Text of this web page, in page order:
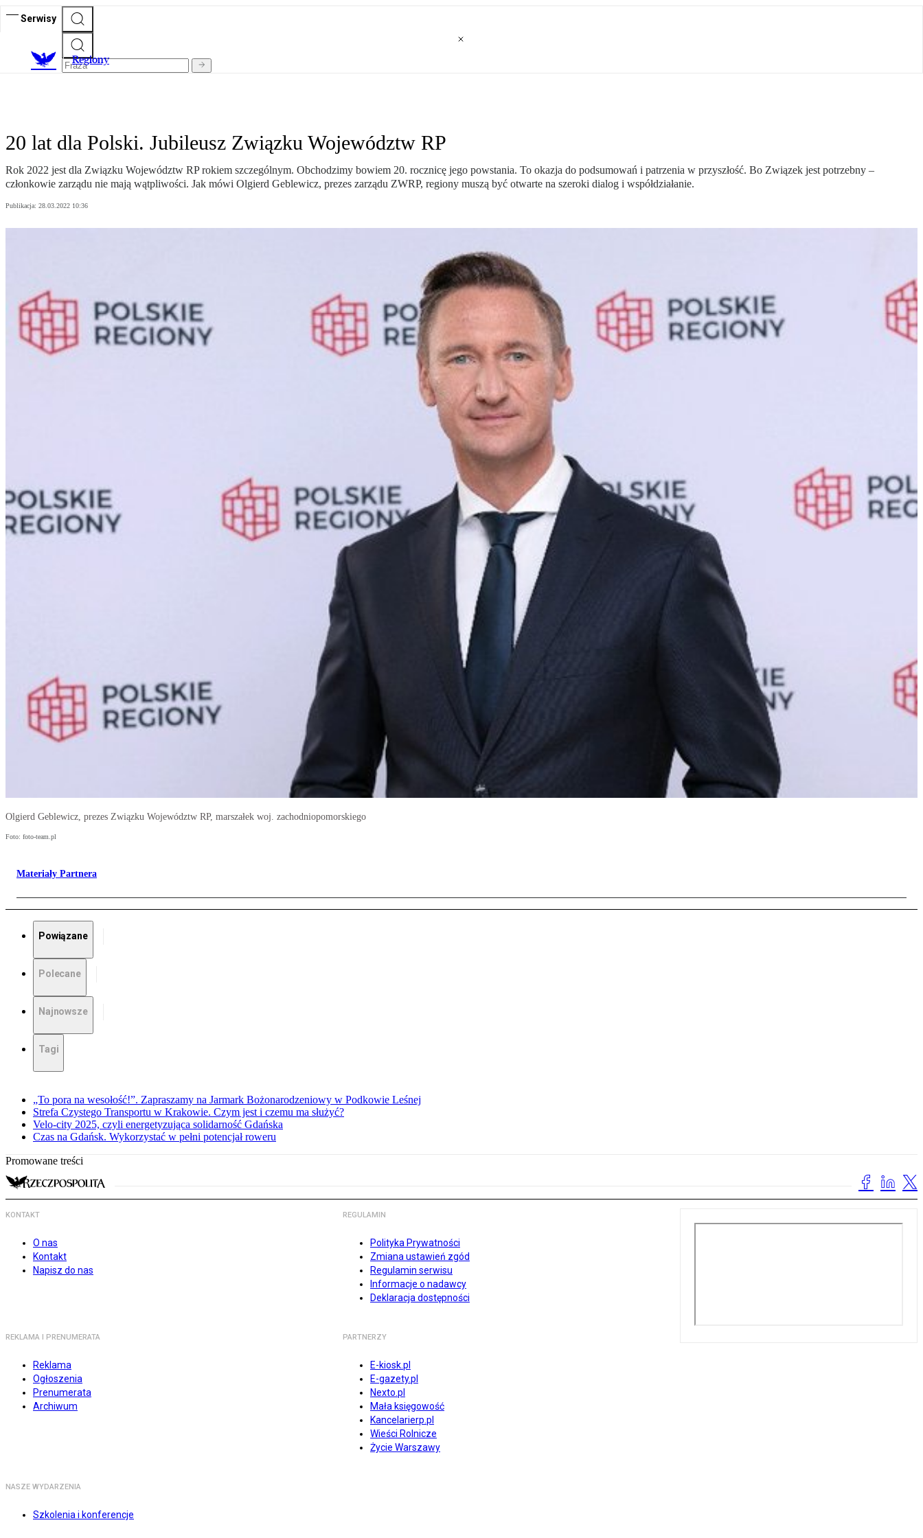
Serwisy
Regiony
20 lat dla Polski. Jubileusz Związku Województw RP
Rok 2022 jest dla Związku Województw RP rokiem szczególnym. Obchodzimy bowiem 20. rocznicę jego powstania. To okazja do podsumowań i patrzenia w przyszłość. Bo Związek jest potrzebny –
członkowie zarządu nie mają wątpliwości. Jak mówi Olgierd Geblewicz, prezes zarządu ZWRP, regiony muszą być otwarte na szeroki dialog i współdziałanie.
Publikacja: 28.03.2022 10:36
Olgierd Geblewicz, prezes Związku Województw RP, marszałek woj. zachodniopomorskiego
Foto: foto-team.pl
Materiały Partnera
Powiązane
Polecane
Najnowsze
Tagi
„To pora na wesołość!”. Zapraszamy na Jarmark Bożonarodzeniowy w Podkowie Leśnej
Strefa Czystego Transportu w Krakowie. Czym jest i czemu ma służyć?
Velo-city 2025, czyli energetyzująca solidarność Gdańska
Czas na Gdańsk. Wykorzystać w pełni potencjał roweru
Promowane treści
KONTAKT
O nas
Kontakt
Napisz do nas
REGULAMIN
Polityka Prywatności
Zmiana ustawień zgód
Regulamin serwisu
Informacje o nadawcy
Deklaracja dostępności
REKLAMA I PRENUMERATA
Reklama
Ogłoszenia
Prenumerata
Archiwum
PARTNERZY
E-kiosk.pl
E-gazety.pl
Nexto.pl
Mała księgowość
Kancelarierp.pl
Wieści Rolnicze
Życie Warszawy
NASZE WYDARZENIA
Szkolenia i konferencje